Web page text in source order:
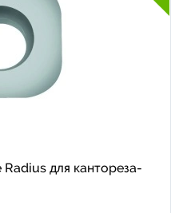
для кантореза-